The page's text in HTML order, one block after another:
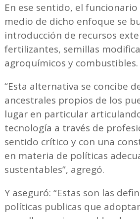
En ese sentido, el
medio de dicho enfoque se
introducción de recursos
fertilizantes, semillas
agroquímicos y combustibles.
“Esta alternativa se concibe
ancestrales propios de los
lugar en particular
tecnología a través de
sentido crítico y con una
en materia de políticas
sustentables”, agregó.
Y aseguró: “Estas son las
políticas publicas que